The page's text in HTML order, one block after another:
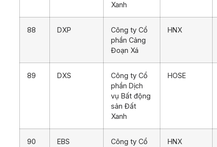
Xanh
88 DXP
Công ty Cổ
phần Cảng
Đoạn Xá
HNX
89 DXS
Công ty Cổ
phần Dịch
vụ Bất động
sản Đất
Xanh
HOSE
90 EBS
Công ty Cổ
HNX